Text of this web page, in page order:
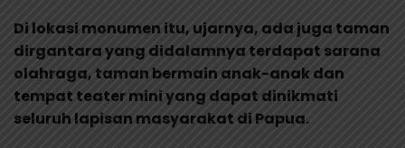
Di lokasi monumen itu, ujarnya, ada juga taman
dirgantara yang didalamnya terdapat sarana
olahraga, taman bermain anak-anak dan
tempat teater mini yang dapat dinikmati
seluruh lapisan masyarakat di Papua.